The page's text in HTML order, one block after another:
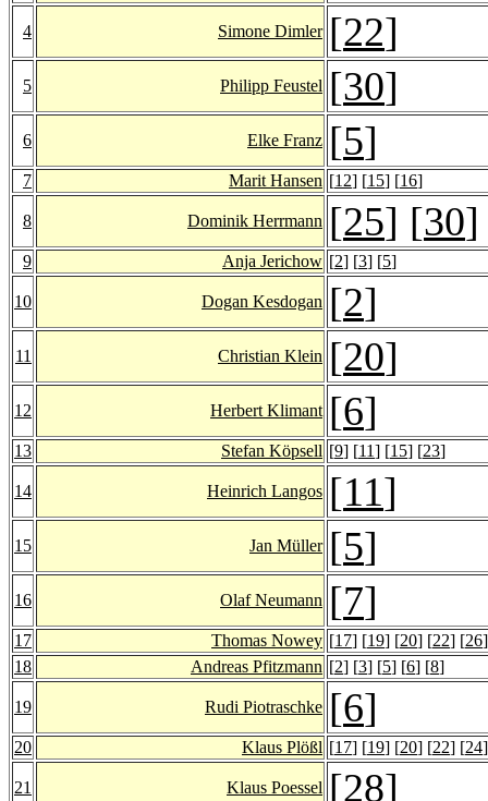
4 Simone Dimler [22]
5 Philipp Feustel [30]
6 Elke Franz [5]
7 Marit Hansen [12] [15] [16]
8 Dominik Herrmann [25] [30]
9 Anja Jerichow [2] [3] [5]
10 Dogan Kesdogan [2]
11 Christian Klein [20]
12 Herbert Klimant [6]
13 Stefan Köpsell [9] [11] [15] [23]
14 Heinrich Langos [11]
15 Jan Müller [5]
16 Olaf Neumann [7]
17 Thomas Nowey [17] [19] [20] [22] [26
18
Andreas Pfitzmann [2] [3] [5] [6] [8]
19 Rudi Piotraschke [6]
20 Klaus Plößl [17] [19] [20] [22] [24
21 Klaus Poessel [28]